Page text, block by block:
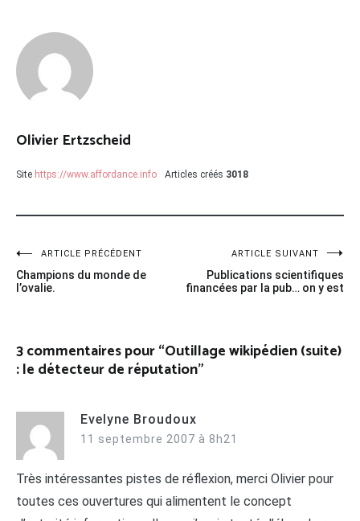
Olivier Ertzscheid
Site https://www.affordance.info Articles créés 3018
Navigation
de
ARTICLE PRÉCÉDENT
Champions du monde de
l’ovalie.
ARTICLE SUIVANT
Publications scientifiques
financées par la pub… on y est
3 commentaires pour “Outillage wikipédien (suite)
: le détecteur de réputation”
Evelyne Broudoux
11 septembre 2007 à 8h21
Très intéressantes pistes de réflexion, merci Olivier pour
toutes ces ouvertures qui alimentent le concept